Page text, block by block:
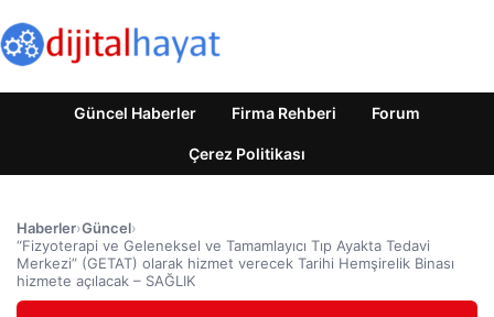
Güncel Haberler Firma Rehberi Forum
Çerez Politikası
Haberler›Güncel›
“Fizyoterapi ve Geleneksel ve Tamamlayıcı Tıp Ayakta Tedavi
Merkezi” (GETAT) olarak hizmet verecek Tarihi Hemşirelik Binası
hizmete açılacak – SAĞLIK